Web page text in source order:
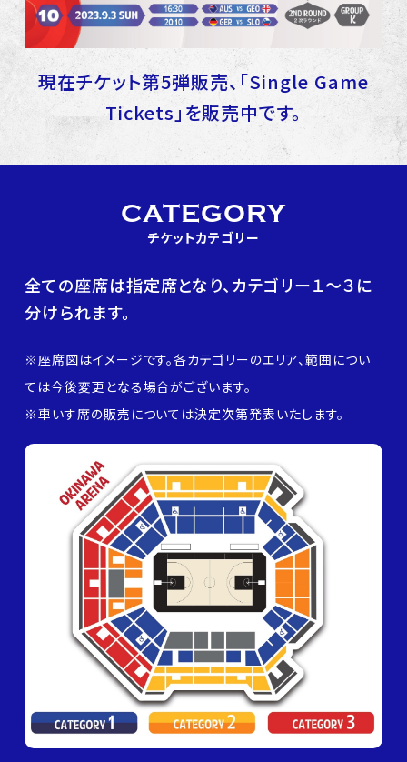
現在チケット第5弾販売、「Single Game
Tickets」を販売中です。
CATEGORY
チケットカテゴリー
全ての座席は指定席となり、カテゴリー１〜３に
分けられます。
※座席図はイメージです。各カテゴリーのエリア、範囲につい
ては今後変更となる場合がございます。
※車いす席の販売については決定次第発表いたします。